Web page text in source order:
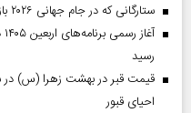
ستارگانی که در جام جهانی ۲۰۲۶ بازی نکردند
رسید
احیای قبور